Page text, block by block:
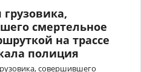
смертельное
на трассе
полиция
совершившего